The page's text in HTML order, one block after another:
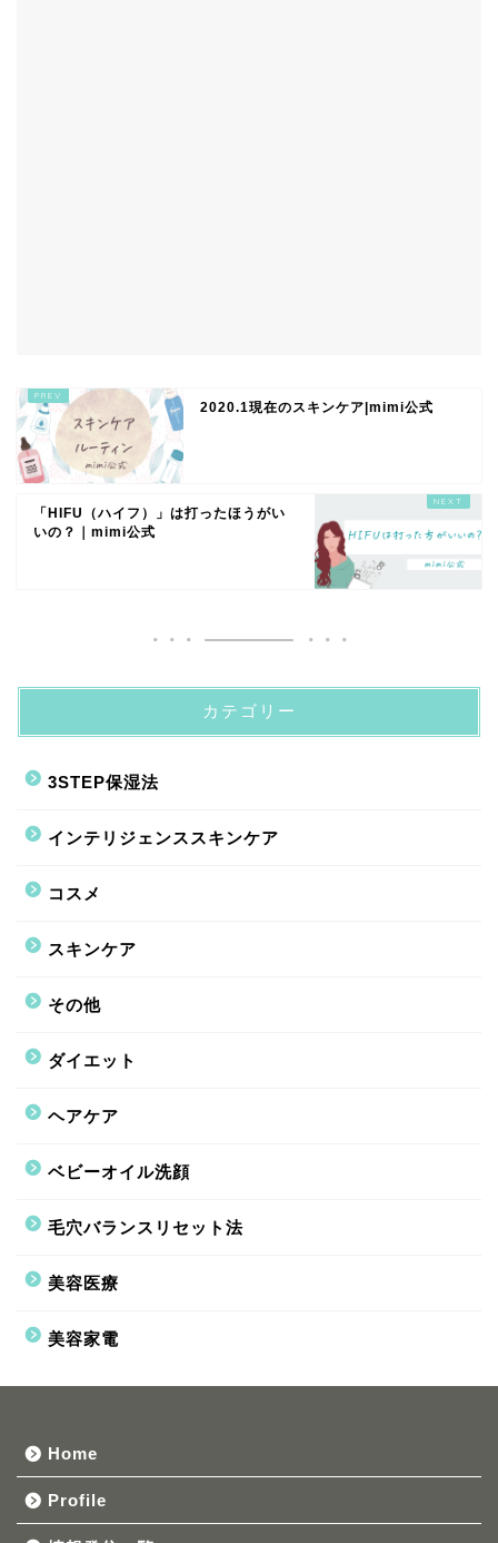
2020.1現在のスキンケア|mimi公式
「HIFU（ハイフ）」は打ったほうがい
いの？｜mimi公式
カテゴリー
3STEP保湿法
インテリジェンススキンケア
コスメ
スキンケア
その他
ダイエット
ヘアケア
ベビーオイル洗顔
毛穴バランスリセット法
美容医療
美容家電
Home
Profile